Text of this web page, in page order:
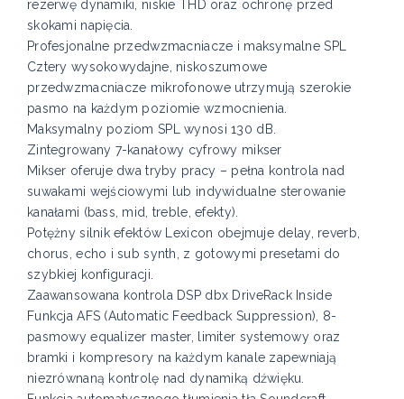
rezerwę dynamiki, niskie THD oraz ochronę przed
skokami napięcia.
Profesjonalne przedwzmacniacze i maksymalne SPL
Cztery wysokowydajne, niskoszumowe
przedwzmacniacze mikrofonowe utrzymują szerokie
pasmo na każdym poziomie wzmocnienia.
Maksymalny poziom SPL wynosi 130 dB.
Zintegrowany 7-kanałowy cyfrowy mikser
Mikser oferuje dwa tryby pracy – pełna kontrola nad
suwakami wejściowymi lub indywidualne sterowanie
kanałami (bass, mid, treble, efekty).
Potężny silnik efektów Lexicon obejmuje delay, reverb,
chorus, echo i sub synth, z gotowymi presetami do
szybkiej konfiguracji.
Zaawansowana kontrola DSP dbx DriveRack Inside
Funkcja AFS (Automatic Feedback Suppression), 8-
pasmowy equalizer master, limiter systemowy oraz
bramki i kompresory na każdym kanale zapewniają
niezrównaną kontrolę nad dynamiką dźwięku.